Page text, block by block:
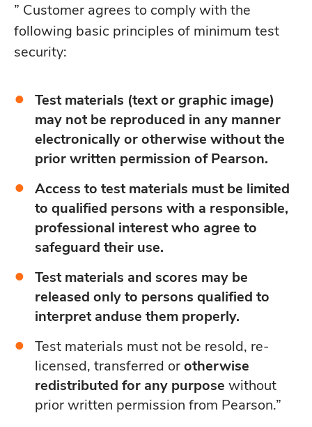
” Customer agrees to comply with the
following basic principles of minimum test
security:
Test materials (text or graphic image)
may not be reproduced in any manner
electronically or otherwise without the
prior written permission of Pearson.
Access to test materials must be limited
to qualified persons with a responsible,
professional interest who agree to
safeguard their use.
Test materials and scores may be
released only to persons qualified to
interpret anduse them properly.
Test materials must not be resold, re-
licensed, transferred orotherwise
redistributed for any purpose without
prior written permission from Pearson.”